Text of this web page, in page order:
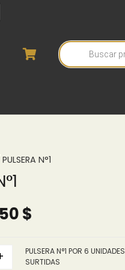
Búsqueda
de
productos
N°1
$
precios:
desde
PULSERA N°1 POR 6 UNIDADES
SURTIDAS